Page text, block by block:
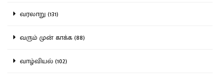
வரலாறு (131)
வரும் முன் காக்க (88)
வாழ்வியல் (102)